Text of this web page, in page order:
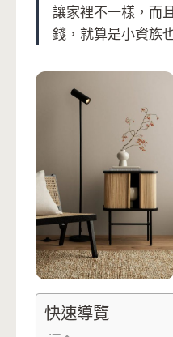
讓家裡不一樣，而
錢，就算是小資族
快速導覽